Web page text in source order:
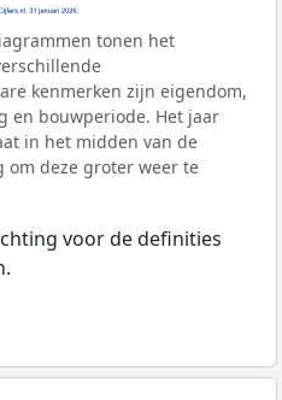
tonen het
kenmerken zijn eigendom,
en bouwperiode. Het jaar
in het midden van de
om deze groter weer te
voor de definities